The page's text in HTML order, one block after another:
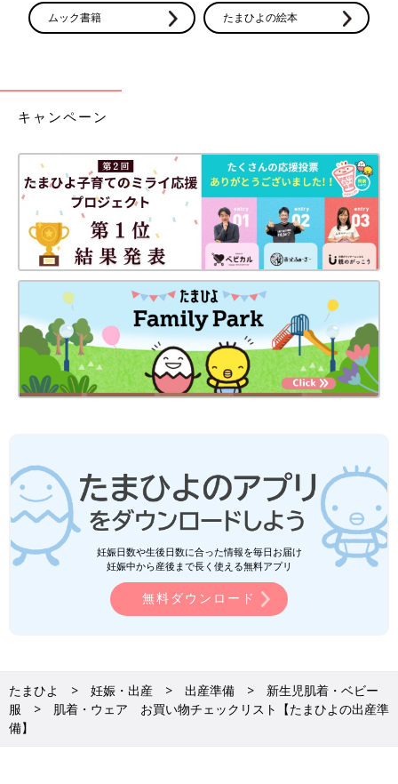
ムック書籍 たまひよの絵本
キャンペーン
妊娠日数や生後日数に合った情報を毎日お届け
妊娠中から産後まで長く使える無料アプリ
無料ダウンロード
たまひよ 妊娠・出産 出産準備
新生児肌着・ベビー
服
肌着・ウェア お買い物チェックリスト【たまひよの出産準
備】